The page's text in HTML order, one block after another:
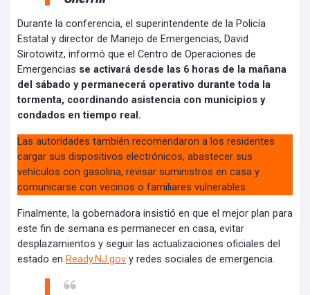
Durante la conferencia, el superintendente de la Policía
Estatal y director de Manejo de Emergencias, David
Sirotowitz, informó que el Centro de Operaciones de
Emergencias se activará desde las 6 horas de la mañana
del sábado y permanecerá operativo durante toda la
tormenta, coordinando asistencia con municipios y
condados en tiempo real.
Las autoridades también recomendaron a los residentes
cargar sus dispositivos electrónicos, abastecer sus
vehículos con gasolina, revisar suministros en casa y
comunicarse con vecinos o familiares vulnerables
Finalmente, la gobernadora insistió en que el mejor plan para
este fin de semana es permanecer en casa, evitar
desplazamientos y seguir las actualizaciones oficiales del
estado en Ready.NJ.gov y redes sociales de emergencia.